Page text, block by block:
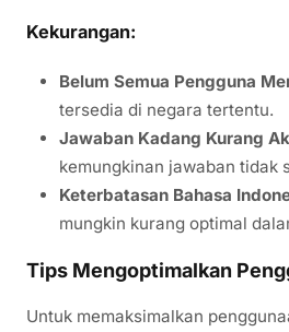
Kekurangan:
Belum Semua Pengguna
tersedia di negara tertentu.
Jawaban Kadang Kurang
kemungkinan jawaban tidak
Keterbatasan Bahasa
mungkin kurang optimal
Tips Mengoptimalkan
Untuk memaksimalkan